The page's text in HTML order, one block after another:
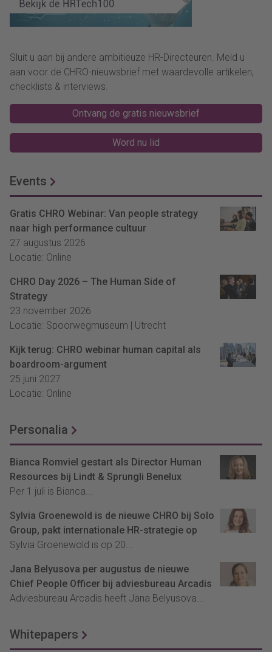
Sluit u aan bij andere ambitieuze HR-Directeuren. Meld u
aan voor de CHRO-nieuwsbrief met waardevolle artikelen,
checklists & interviews.
Ontvang de gratis nieuwsbrief
Word nu lid
Events
Gratis CHRO Webinar: Van people strategy
naar high performance cultuur
27 augustus 2026
Locatie: Online
CHRO Day 2026 – The Human Side of
Strategy
23 november 2026
Locatie: Spoorwegmuseum | Utrecht
Kijk terug: CHRO webinar human capital als
boardroom-argument
25 juni 2027
Locatie: Online
Personalia
Bianca Romviel gestart als Director Human
Resources bij Lindt & Sprungli Benelux
Per 1 juli is Bianca...
Sylvia Groenewold is de nieuwe CHRO bij Solo
Group, pakt internationale HR-strategie op
Sylvia Groenewold is op 20...
Jana Belyusova per augustus de nieuwe
Chief People Officer bij adviesbureau Arcadis
Adviesbureau Arcadis heeft Jana Belyusova...
Whitepapers